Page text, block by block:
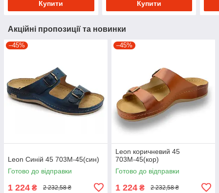
Купити Купити
Акційні пропозиції та новинки
–45%
Leon Синій 45 703М-45(син)
Готово до відправки
1 224 ₴ 2 232,58 ₴
–45%
Leon коричневий 45
703М-45(кор)
Готово до відправки
1 224 ₴ 2 232,58 ₴